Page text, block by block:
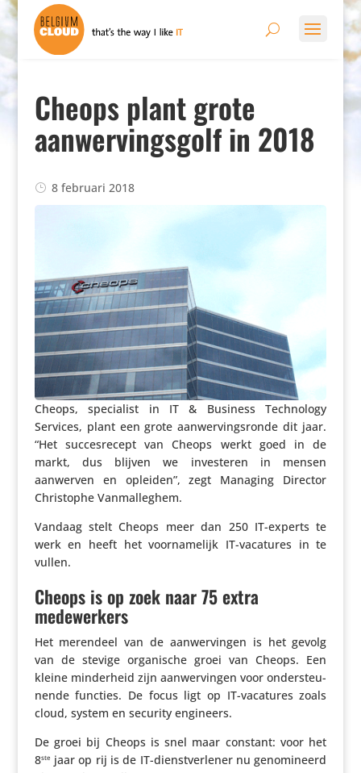
Cheops plant grote
aanwervingsgolf in 2018
8 februari 2018
Cheops, speci­a­list in IT & Business Tech­no­logy
Services, plant een grote aanwer­vings­ronde dit jaar.
“Het succes­re­cept van Cheops werkt goed in de
markt, dus blijven we inves­teren in mensen
aanwerven en opleiden”, zegt Managing Director
Chris­tophe Vanmalleghem.
Vandaag stelt Cheops meer dan 250 IT-experts te
werk en heeft het voor­na­me­lijk IT-vacatures in te
vullen.
Cheops is op zoek naar 75 extra
medewerkers
Het merendeel van de aanwer­vingen is het gevolg
van de stevige orga­ni­sche groei van Cheops. Een
kleine minder­heid zijn aanwer­vingen voor onder­steu­
nende functies. De focus ligt op IT-vacatures zoals
cloud, system en security engineers.
De groei bij Cheops is snel maar constant: voor het
8stejaar op rij is de IT-dienst­ver­lener nu geno­mi­neerd